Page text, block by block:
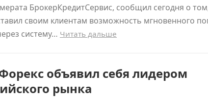
БрокерКредитСервис, сообщил сегодня о
своим клиентам возможность мгновенного
систему… Читать дальше
объявил себя лидером
рынка